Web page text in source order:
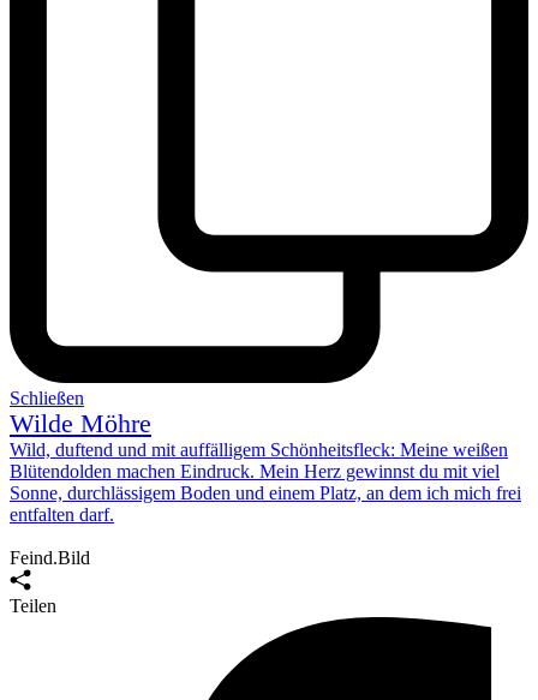
Schließen
Wilde Möhre
Wild, duftend und mit auffälligem Schönheitsfleck: Meine weißen
Blütendolden machen Eindruck. Mein Herz gewinnst du mit viel
Sonne, durchlässigem Boden und einem Platz, an dem ich mich frei
entfalten darf.
Feind.Bild
Teilen